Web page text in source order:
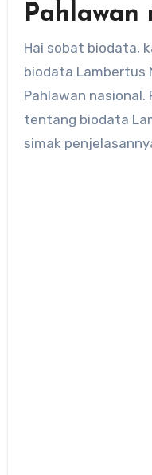
Pahlawan
Hai sobat biodata, kali ini kami akan bagikan
biodata Lambertus
Pahlawan nasional.
tentang biodata
simak